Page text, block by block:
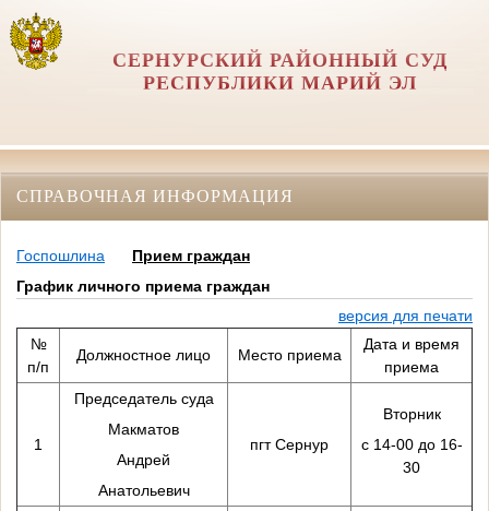
СЕРНУРСКИЙ РАЙОННЫЙ СУД
РЕСПУБЛИКИ МАРИЙ ЭЛ
СПРАВОЧНАЯ ИНФОРМАЦИЯ
Госпошлина
Прием граждан
График личного приема граждан
версия для печати
№
п/п
Должностное лицо Место приема
Дата и время
приема
1
Председатель суда
Макматов
Андрей
Анатольевич
пгт Сернур
Вторник
с 14-00 до 16-
30